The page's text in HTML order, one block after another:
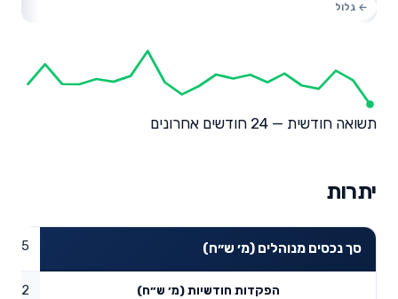
תשואה חודשית — 24 חודשים אחרונים
יתרות
סך נכסים מנוהלים (מ׳ ש״ח)
הפקדות חודשיות (מ׳ ש״ח) 0.02